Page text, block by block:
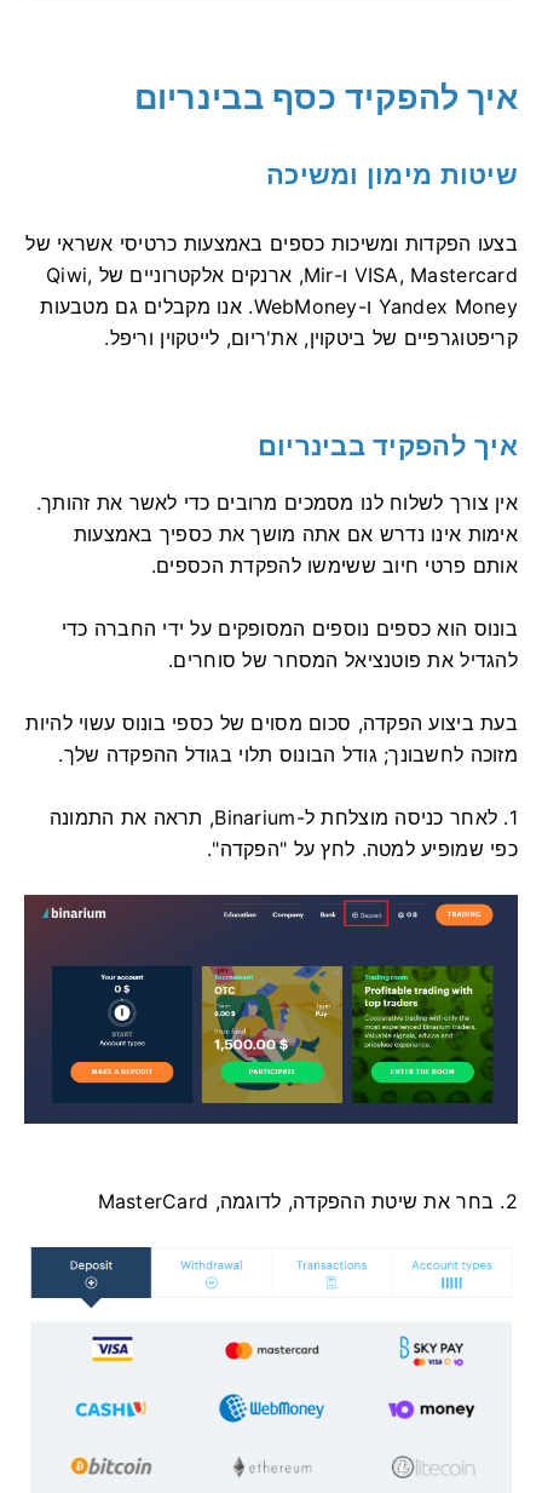
איך להפקיד כסף בבינריום
שיטות מימון ומשיכה
בצעו הפקדות ומשיכות כספים באמצעות כרטיסי אשראי של
VISA, Mastercard ו-Mir, ארנקים אלקטרוניים של Qiwi,
Yandex Money ו-WebMoney. אנו מקבלים גם מטבעות
קריפטוגרפיים של ביטקוין, את'ריום, לייטקוין וריפל.
איך להפקיד בבינריום
אין צורך לשלוח לנו מסמכים מרובים כדי לאשר את זהותך.
אימות אינו נדרש אם אתה מושך את כספיך באמצעות
אותם פרטי חיוב ששימשו להפקדת הכספים.
בונוס הוא כספים נוספים המסופקים על ידי החברה כדי
להגדיל את פוטנציאל המסחר של סוחרים.
בעת ביצוע הפקדה, סכום מסוים של כספי בונוס עשוי להיות
מזוכה לחשבונך; גודל הבונוס תלוי בגודל ההפקדה שלך.
1. לאחר כניסה מוצלחת ל-Binarium, תראה את התמונה
כפי שמופיע למטה. לחץ על "הפקדה".
2. בחר את שיטת ההפקדה, לדוגמה, MasterCard